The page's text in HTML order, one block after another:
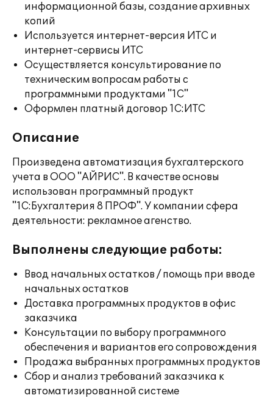
информационной базы, создание архивных
копий
Используется интернет-версия ИТС и
интернет-сервисы ИТС
Осуществляется консультирование по
техническим вопросам работы с
программными продуктами "1С"
Оформлен платный договор 1С:ИТС
Описание
Произведена автоматизация бухгалтерского
учета в ООО "АЙРИС". В качестве основы
использован программный продукт
"1С:Бухгалтерия 8 ПРОФ". У компании сфера
деятельности: рекламное агенство.
Выполнены следующие работы:
Ввод начальных остатков / помощь при вводе
начальных остатков
Доставка программных продуктов в офис
заказчика
Консультации по выбору программного
обеспечения и вариантов его сопровождения
Продажа выбранных программных продуктов
Сбор и анализ требований заказчика к
автоматизированной системе